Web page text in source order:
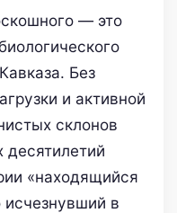
— это
Без
и активной
склонов
десятилетий
«находящийся
исчезнувший в